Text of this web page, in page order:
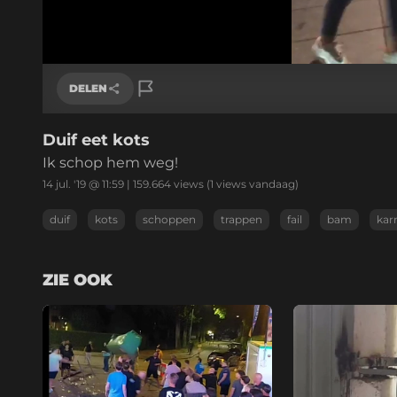
DELEN
Link kopiëren
Duif eet kots
Ik schop hem weg!
14 jul. '19 @ 11:59 | 159.664 views (1 views vandaag)
duif kots schoppen trappen fail bam
ZIE OOK